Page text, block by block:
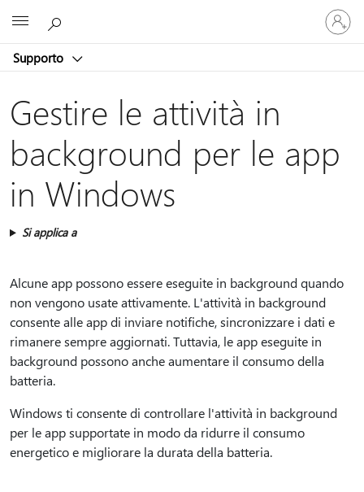
Supporto
Accedi
con
il
account
Gestire le attività in
background per le app
in Windows
Si applica a
Alcune app possono essere eseguite in background quando
non vengono usate attivamente. L'attività in background
consente alle app di inviare notifiche, sincronizzare i dati e
rimanere sempre aggiornati. Tuttavia, le app eseguite in
background possono anche aumentare il consumo della
batteria.
Windows ti consente di controllare l'attività in background
per le app supportate in modo da ridurre il consumo
energetico e migliorare la durata della batteria.